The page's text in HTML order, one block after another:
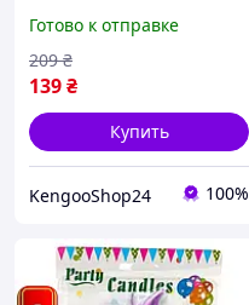
элементы декора на день
рождения
Готово к отправке
139₴
209 ₴
Купить
KengooShop24 100%